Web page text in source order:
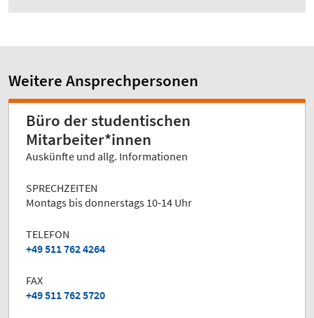
Weitere Ansprechpersonen
Büro der studentischen
Mitarbeiter*innen
Auskünfte und allg. Informationen
SPRECHZEITEN
Montags bis donnerstags 10-14 Uhr
TELEFON
+49 511 762 4264
FAX
+49 511 762 5720